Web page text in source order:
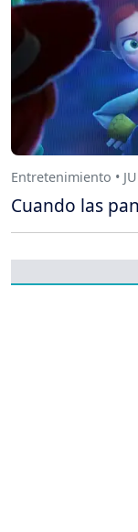
Entretenimiento •
Cuando las